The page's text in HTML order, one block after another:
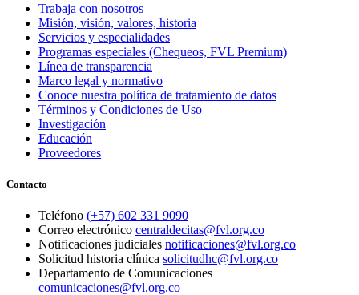
Trabaja con nosotros
Misión, visión, valores, historia
Servicios y especialidades
Programas especiales (Chequeos, FVL Premium)
Línea de transparencia
Marco legal y normativo
Conoce nuestra política de tratamiento de datos
Términos y Condiciones de Uso
Investigación
Educación
Proveedores
Contacto
Teléfono (+57) 602 331 9090
Correo electrónico centraldecitas@fvl.org.co
Notificaciones judiciales notificaciones@fvl.org.co
Solicitud historia clínica solicitudhc@fvl.org.co
Departamento de Comunicaciones
comunicaciones@fvl.org.co